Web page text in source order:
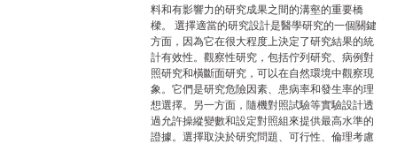
料和有影響力的研究成果之間的溝壑的重要橋
樑。 選擇適當的研究設計是醫學研究的一個關鍵
方面，因為它在很大程度上決定了研究結果的統
計有效性。觀察性研究，包括佇列研究、病例對
照研究和橫斷面研究，可以在自然環境中觀察現
象。它們是研究危險因素、患病率和發生率的理
想選擇。另一方面，隨機對照試驗等實驗設計透
過允許操縱變數和設定對照組來提供最高水準的
證據。選擇取決於研究問題、可行性、倫理考慮